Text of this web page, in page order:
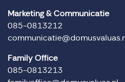
Marketing & Communicatie
085-0813212
Family Office
085-0813213